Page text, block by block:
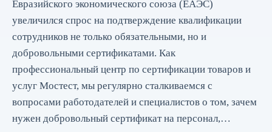
Евразийского экономического союза (ЕАЭС)
увеличился спрос на подтверждение квалификации
сотрудников не только обязательными, но и
добровольными сертификатами. Как
профессиональный центр по сертификации товаров и
услуг Мостест, мы регулярно сталкиваемся с
вопросами работодателей и специалистов о том, зачем
нужен добровольный сертификат на персонал,…